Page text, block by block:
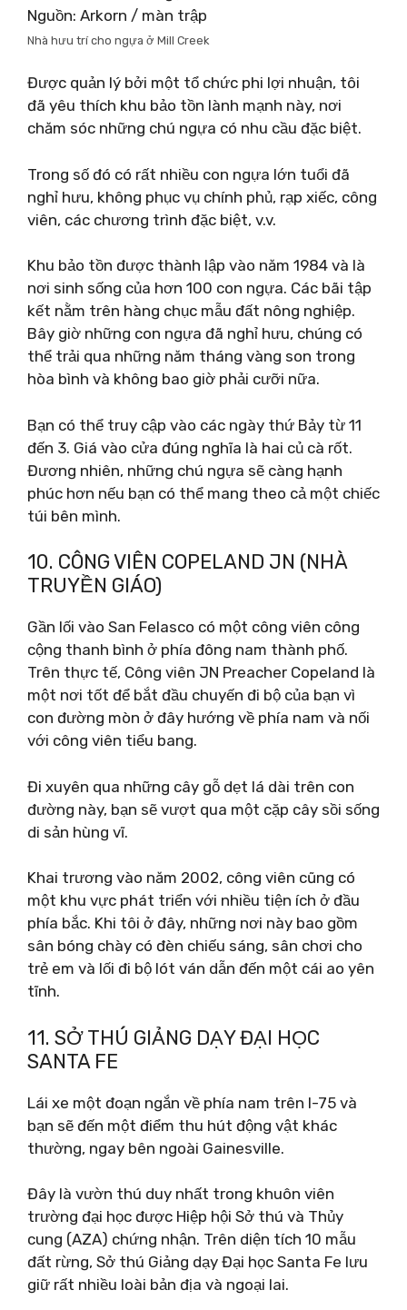
Nguồn: Arkorn / màn trập
Nhà hưu trí cho ngựa ở Mill Creek
Được quản lý bởi một tổ chức phi lợi nhuận, tôi
đã yêu thích khu bảo tồn lành mạnh này, nơi
chăm sóc những chú ngựa có nhu cầu đặc biệt.
Trong số đó có rất nhiều con ngựa lớn tuổi đã
nghỉ hưu, không phục vụ chính phủ, rạp xiếc, công
viên, các chương trình đặc biệt, v.v.
Khu bảo tồn được thành lập vào năm 1984 và là
nơi sinh sống của hơn 100 con ngựa. Các bãi tập
kết nằm trên hàng chục mẫu đất nông nghiệp.
Bây giờ những con ngựa đã nghỉ hưu, chúng có
thể trải qua những năm tháng vàng son trong
hòa bình và không bao giờ phải cưỡi nữa.
Bạn có thể truy cập vào các ngày thứ Bảy từ 11
đến 3. Giá vào cửa đúng nghĩa là hai củ cà rốt.
Đương nhiên, những chú ngựa sẽ càng hạnh
phúc hơn nếu bạn có thể mang theo cả một chiếc
túi bên mình.
10. CÔNG VIÊN COPELAND JN (NHÀ
TRUYỀN GIÁO)
Gần lối vào San Felasco có một công viên công
cộng thanh bình ở phía đông nam thành phố.
Trên thực tế, Công viên JN Preacher Copeland là
một nơi tốt để bắt đầu chuyến đi bộ của bạn vì
con đường mòn ở đây hướng về phía nam và nối
với công viên tiểu bang.
Đi xuyên qua những cây gỗ dẹt lá dài trên con
đường này, bạn sẽ vượt qua một cặp cây sồi sống
di sản hùng vĩ.
Khai trương vào năm 2002, công viên cũng có
một khu vực phát triển với nhiều tiện ích ở đầu
phía bắc. Khi tôi ở đây, những nơi này bao gồm
sân bóng chày có đèn chiếu sáng, sân chơi cho
trẻ em và lối đi bộ lót ván dẫn đến một cái ao yên
tĩnh.
11. SỞ THÚ GIẢNG DẠY ĐẠI HỌC
SANTA FE
Lái xe một đoạn ngắn về phía nam trên I-75 và
bạn sẽ đến một điểm thu hút động vật khác
thường, ngay bên ngoài Gainesville.
Đây là vườn thú duy nhất trong khuôn viên
trường đại học được Hiệp hội Sở thú và Thủy
cung (AZA) chứng nhận. Trên diện tích 10 mẫu
đất rừng, Sở thú Giảng dạy Đại học Santa Fe lưu
giữ rất nhiều loài bản địa và ngoại lai.